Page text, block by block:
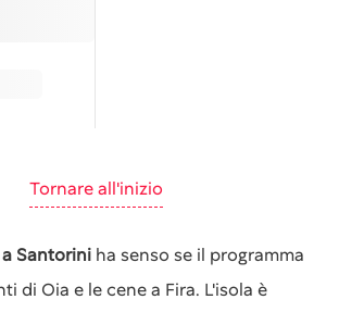
Tornare all'inizio
Santorini ha senso se il programma
di Oia e le cene a Fira. L'isola è